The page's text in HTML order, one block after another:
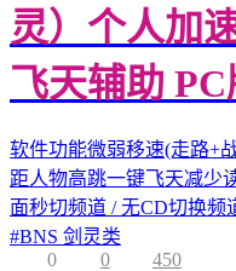
灵）个人加
飞天辅助 PC
软件功能微弱移速(走路+
距人物高跳一键飞天减少
面秒切频道 / 无CD切换频
#BNS 剑灵类
0
0 450